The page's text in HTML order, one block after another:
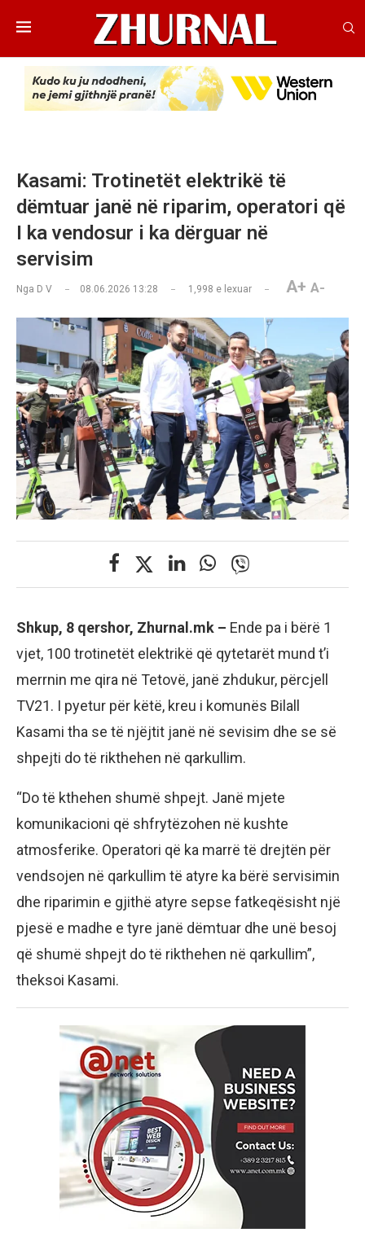
Kasami: Trotinetët elektrikë të
dëmtuar janë në riparim, operatori që
I ka vendosur i ka dërguar në
servisim
Nga D V 08.06.2026 13:28 1,998 e lexuar A+ A-
Shkup, 8 qershor, Zhurnal.mk – Ende pa i bërë 1
vjet, 100 trotinetët elektrikë që qytetarët mund t’i
merrnin me qira në Tetovë, janë zhdukur, përcjell
TV21. I pyetur për këtë, kreu i komunës Bilall
Kasami tha se të njëjtit janë në sevisim dhe se së
shpejti do të rikthehen në qarkullim.
“Do të kthehen shumë shpejt. Janë mjete
komunikacioni që shfrytëzohen në kushte
atmosferike. Operatori që ka marrë të drejtën për
vendsojen në qarkullim të atyre ka bërë servisimin
dhe riparimin e gjithë atyre sepse fatkeqësisht një
pjesë e madhe e tyre janë dëmtuar dhe unë besoj
që shumë shpejt do të rikthehen në qarkullim”,
theksoi Kasami.